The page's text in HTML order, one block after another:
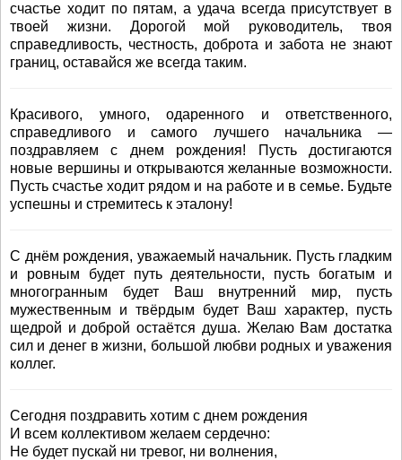
счастье ходит по пятам, а удача всегда присутствует в
твоей жизни. Дорогой мой руководитель, твоя
справедливость, честность, доброта и забота не знают
границ, оставайся же всегда таким.
Красивого, умного, одаренного и ответственного,
справедливого и самого лучшего начальника —
поздравляем с днем рождения! Пусть достигаются
новые вершины и открываются желанные возможности.
Пусть счастье ходит рядом и на работе и в семье. Будьте
успешны и стремитесь к эталону!
С днём рождения, уважаемый начальник. Пусть гладким
и ровным будет путь деятельности, пусть богатым и
многогранным будет Ваш внутренний мир, пусть
мужественным и твёрдым будет Ваш характер, пусть
щедрой и доброй остаётся душа. Желаю Вам достатка
сил и денег в жизни, большой любви родных и уважения
коллег.
Сегодня поздравить хотим с днем рождения
И всем коллективом желаем сердечно:
Не будет пускай ни тревог, ни волнения,